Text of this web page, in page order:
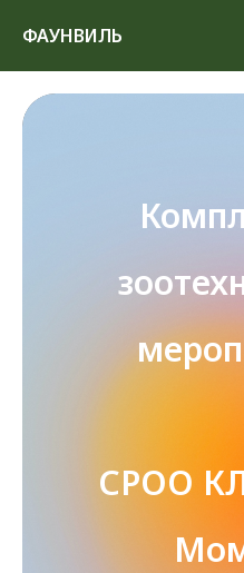
ФАУНВИЛЬ
СРОО